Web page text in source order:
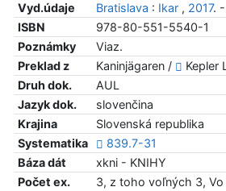
Vyd.údaje
Bratislava : Ikar, 2017.
ISBN
978-80-551-5540-1
Poznámky
Viaz.
Preklad z
Kaninjägaren /
Kepler
Druh dok.
AUL
Jazyk dok.
slovenčina
Krajina
Slovenská republika
Systematika
839.7-31
Báza dát
xkni - KNIHY
Počet ex.
3, z toho voľných 3,